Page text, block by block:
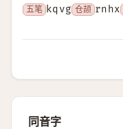
五笔 kqvg 仓颉 rnhx
同音字